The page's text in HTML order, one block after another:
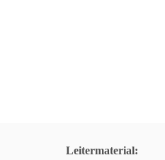
Leitermaterial: